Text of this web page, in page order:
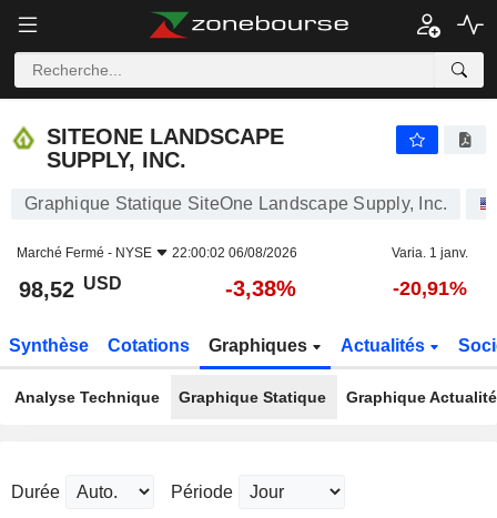
SITEONE LANDSCAPE
SUPPLY, INC.
Graphique Statique SiteOne Landscape Supply, Inc.
Marché Fermé - NYSE 22:00:02 06/08/2026 Varia. 1 janv.
98,52 USD -3,38% -20,91%
Synthèse Cotations Graphiques Actualités
Analyse Technique Graphique Statique Graphique
Durée Période